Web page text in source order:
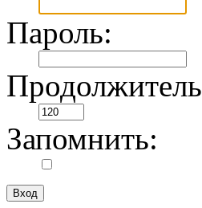
Пароль:
Запомнить: